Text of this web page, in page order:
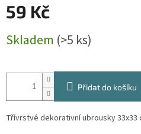
59 Kč
cena:
Skladem (>5 ks)
Přidat do košíku
Třívrstvé dekorativní ubrousky 33x33